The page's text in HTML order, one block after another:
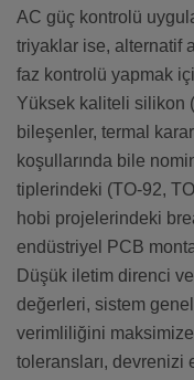
AC güç kontrolü
triyaklar ise, alternatif
faz kontrolü yapmak
Yüksek kaliteli silikon
bileşenler, termal
koşullarında bile
tiplerindeki (TO-92,
hobi projelerindeki
endüstriyel PCB
Düşük iletim direnci
değerleri, sistem
verimliliğini
toleransları, devrenizi